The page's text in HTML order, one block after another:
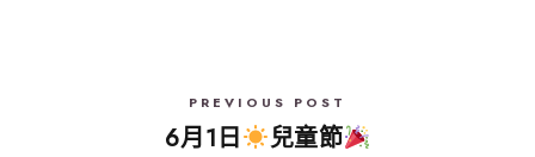
PREVIOUS POST
6月1日 兒童節